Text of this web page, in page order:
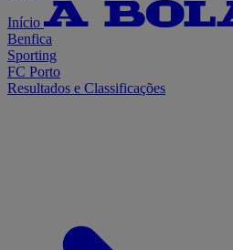
Início
Benfica
Sporting
FC Porto
Resultados e Classificações